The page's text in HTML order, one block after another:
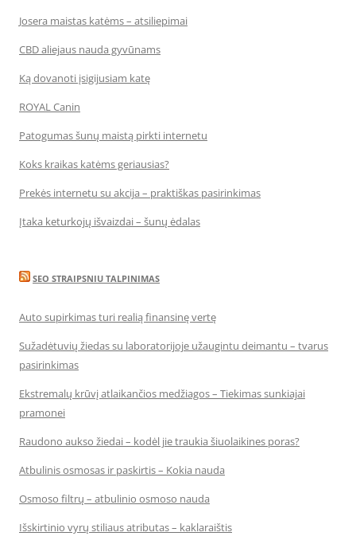
Josera maistas katėms – atsiliepimai
CBD aliejaus nauda gyvūnams
Ką dovanoti įsigijusiam katę
ROYAL Canin
Patogumas šunų maistą pirkti internetu
Koks kraikas katėms geriausias?
Prekės internetu su akcija – praktiškas pasirinkimas
Įtaka keturkojų išvaizdai – šunų ėdalas
SEO STRAIPSNIU TALPINIMAS
Auto supirkimas turi realią finansinę vertę
Sužadėtuvių žiedas su laboratorijoje užaugintu deimantu – tvarus
pasirinkimas
Ekstremalų krūvį atlaikančios medžiagos – Tiekimas sunkiajai
pramonei
Raudono aukso žiedai – kodėl jie traukia šiuolaikines poras?
Atbulinis osmosas ir paskirtis – Kokia nauda
Osmoso filtrų – atbulinio osmoso nauda
Išskirtinio vyrų stiliaus atributas – kaklaraištis